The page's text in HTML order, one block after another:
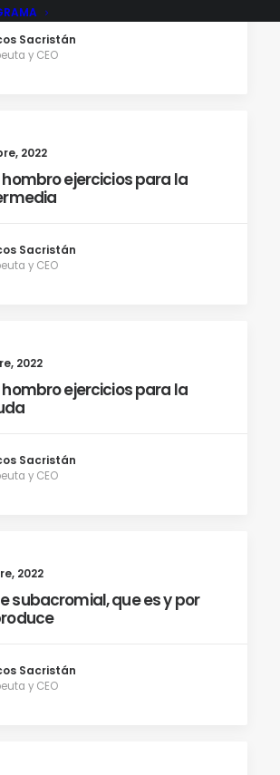
Sacristán
y CEO
2022
hombro ejercicios para la
Sacristán
y CEO
2022
hombro ejercicios para la
Sacristán
y CEO
2022
subacromial, que es y por
Sacristán
y CEO